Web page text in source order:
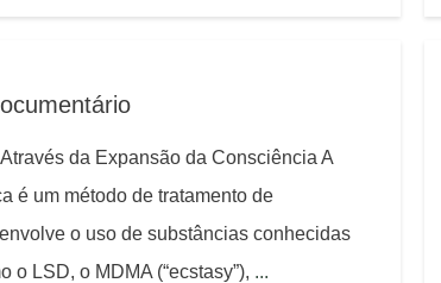
da Expansão da Consciência A
é um método de tratamento de
o uso de substâncias conhecidas
o LSD, o MDMA (“ecstasy”), ...